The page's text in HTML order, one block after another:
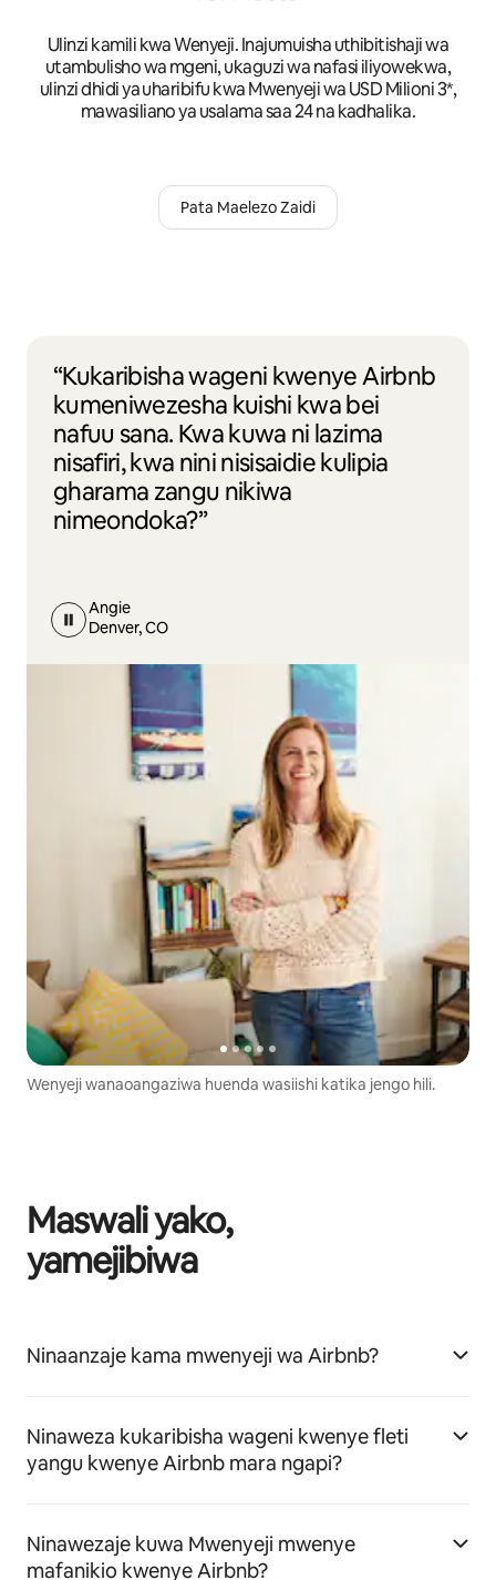
Ulinzi kamili kwa Wenyeji. Inajumuisha uthibitishaji wa
utambulisho wa mgeni, ukaguzi wa nafasi iliyowekwa,
ulinzi dhidi ya uharibifu kwa Mwenyeji wa USD Milioni 3*,
mawasiliano ya usalama saa 24 na kadhalika.
Pata Maelezo Zaidi
“Kukaribisha wageni kwenye Airbnb
kumeniwezesha kuishi kwa bei
nafuu sana. Kwa kuwa ni lazima
nisafiri, kwa nini nisisaidie kulipia
gharama zangu nikiwa
nimeondoka?”
Angie
Denver, CO
Wenyeji wanaoangaziwa huenda wasiishi katika jengo hili.
Maswali yako,
yamejibiwa
Ninaanzaje kama mwenyeji wa Airbnb?
Ninaweza kukaribisha wageni kwenye fleti
yangu kwenye Airbnb mara ngapi?
Ninawezaje kuwa Mwenyeji mwenye
mafanikio kwenye Airbnb?